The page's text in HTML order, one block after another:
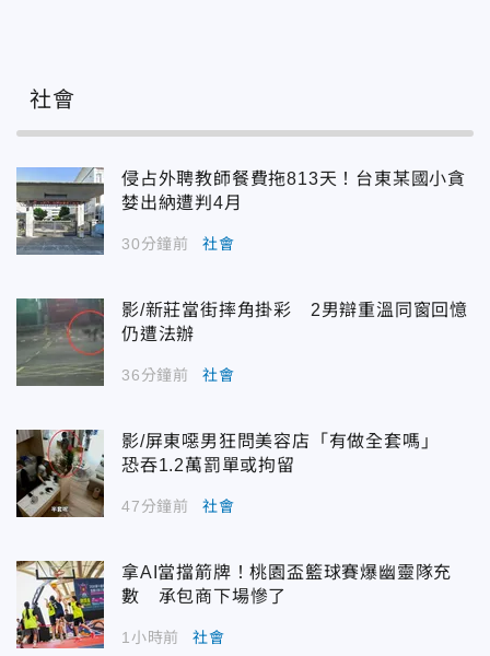
社會
侵占外聘教師餐費拖813天！台東某國小貪
婪出納遭判4月
30分鐘前 社會
影/新莊當街摔角掛彩 2男辯重溫同窗回憶
仍遭法辦
36分鐘前 社會
影/屏東噁男狂問美容店「有做全套嗎」
恐吞1.2萬罰單或拘留
47分鐘前 社會
拿AI當擋箭牌！桃園盃籃球賽爆幽靈隊充
數 承包商下場慘了
1小時前 社會